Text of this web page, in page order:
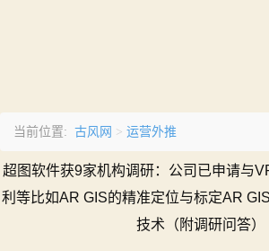
当前位置: 古风网 > 运营外推
超图软件获9家机构调研：公司已申请与
利等比如AR GIS的精准定位与标定AR
技术（附调研问答）